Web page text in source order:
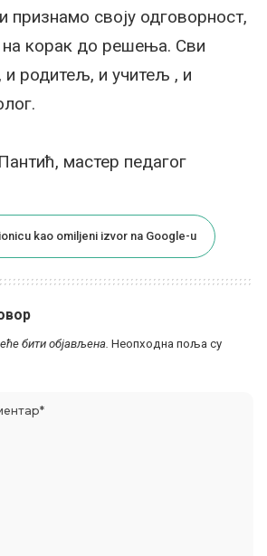
признамо своју одговорност,
корак до решења. Сви
и родитељ, и учитељ , и
мастер педагог
kao omiljeni izvor na Google-u
бити објављена. Неопходна поља су